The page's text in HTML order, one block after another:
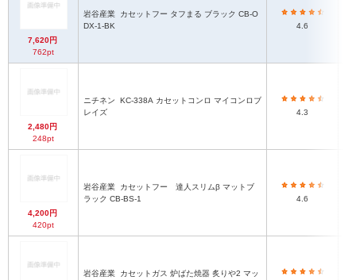
7,620円
762pt
岩谷産業
DX-1-BK
4.6
2,480円
248pt
ニチネン
レイズ
4.3
4,200円
420pt
岩谷産業
ラック CB-BS-1
4.6
岩谷産業